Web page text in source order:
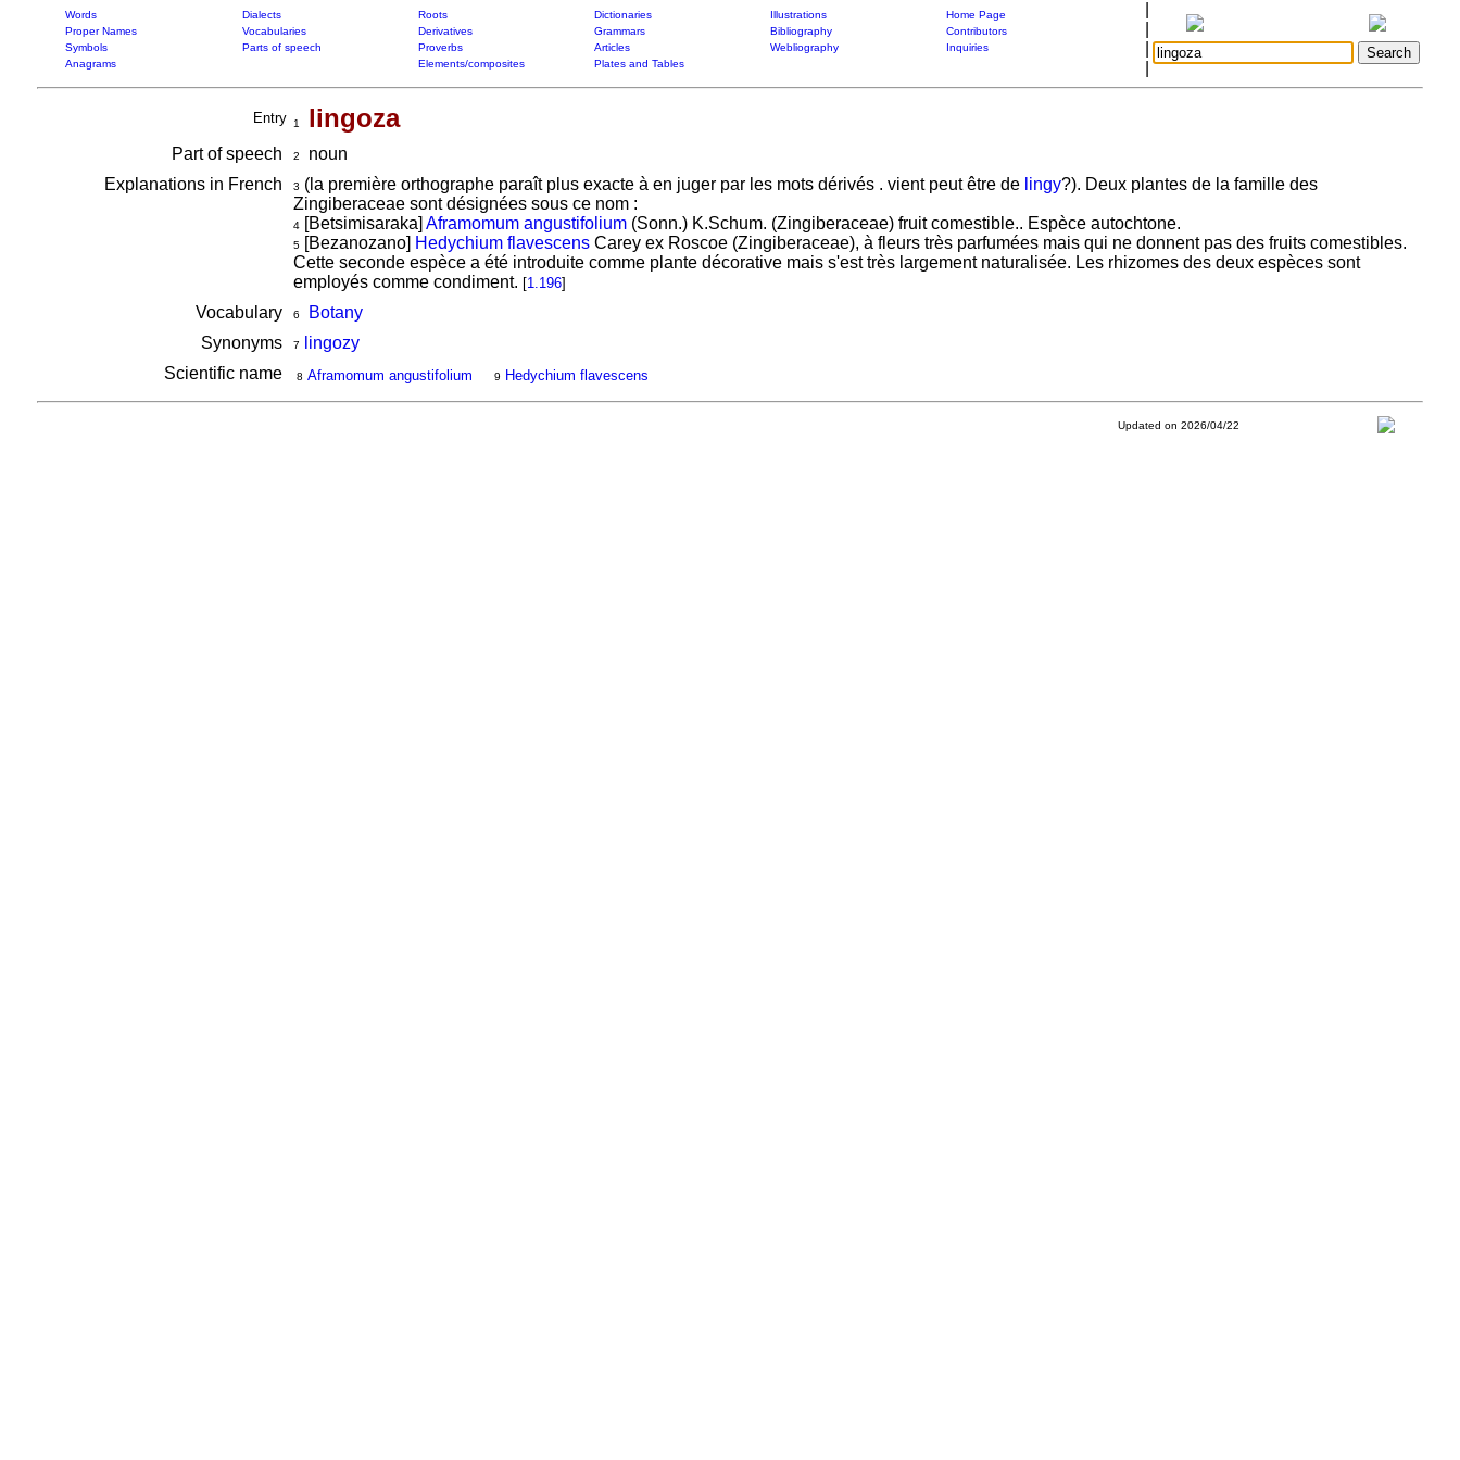
Words Dialects Roots Dictionaries Illustrations
Home Page
Proper Names
Vocabularies Derivatives Grammars Bibliography
Contributors
Symbols
Parts of speech Proverbs Articles Webliography
Inquiries
Anagrams
Elements/composites Plates and Tables
Entry 1 lingoza
Part of speech 2
noun
Explanations in French
3 (la première orthographe paraît plus exacte à en juger par les mots dérivés . vient peut être de lingy?). Deux plantes de la famille des
Zingiberaceae sont désignées sous ce nom :
4[Betsimisaraka] Aframomum angustifolium(Sonn.) K.Schum. (Zingiberaceae) fruit comestible.. Espèce autochtone.
5[Bezanozano] Hedychium flavescensCarey ex Roscoe (Zingiberaceae), à fleurs très parfumées mais qui ne donnent pas des fruits comestibles.
Cette seconde espèce a été introduite comme plante décorative mais s'est très largement naturalisée. Les rhizomes des deux espèces sont
employés comme condiment. [1.196]
Vocabulary 6
Botany
Synonyms
7
lingozy
Scientific name
8 Aframomum angustifolium 9 Hedychium flavescens
Updated on 2026/04/22